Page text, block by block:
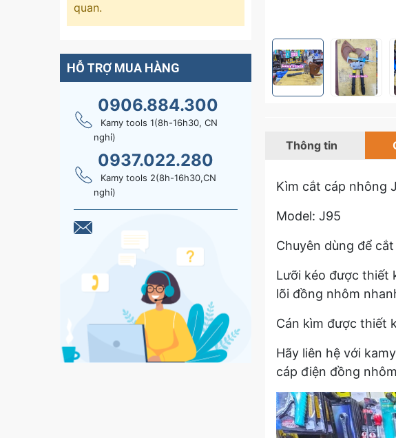
Thông tin
Kìm cắt cáp nhông
Model: J95
Chuyên dùng để
Lưỡi kéo được thiết
lõi đồng nhôm
Cán kìm được thiết
Hãy liên hệ với
cáp điện đồng
quan.
HỖ TRỢ MUA HÀNG
0906.884.300
Kamy tools 1(8h-16h30, CN
nghỉ)
0937.022.280
Kamy tools 2(8h-16h30,CN
nghỉ)